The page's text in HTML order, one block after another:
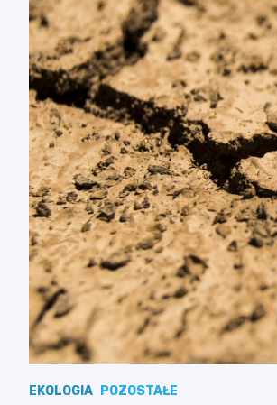
EKOLOGIA POZOSTAŁE